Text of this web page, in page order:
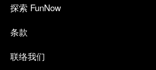
探索 FunNow
条款
联络我们